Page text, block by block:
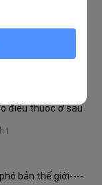
của Paul quả
“Vô Sắc Chuyển
điếu thuốc ở sau
t
bản thế giới----